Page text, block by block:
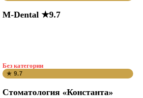
M-Dental ★9.7
Без категории
★ 9.7
Стоматология «Константа»